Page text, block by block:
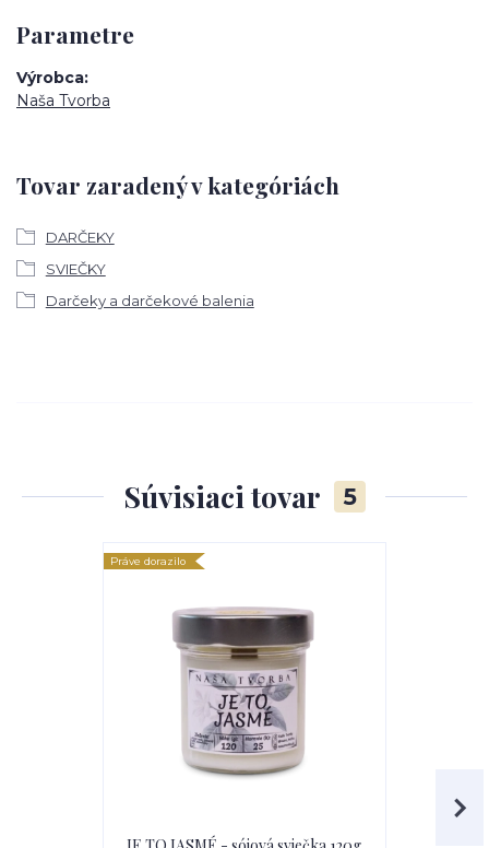
Parametre
Výrobca
Naša Tvorba
Tovar zaradený v kategóriách
DARČEKY
SVIEČKY
Darčeky a darčekové balenia
Súvisiaci tovar 5
Práve dorazilo